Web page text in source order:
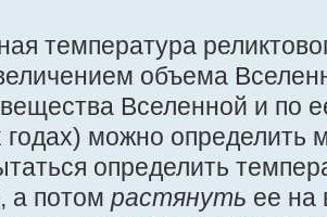
температура
объема
Вселенной и по
годах) можно определить
определить
а потом растянуть ее на